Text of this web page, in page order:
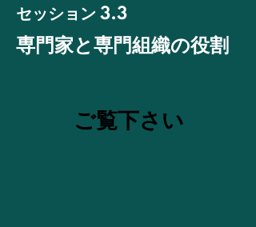
セッション 3.3
専門家と専門組織の役割
ご覧下さい